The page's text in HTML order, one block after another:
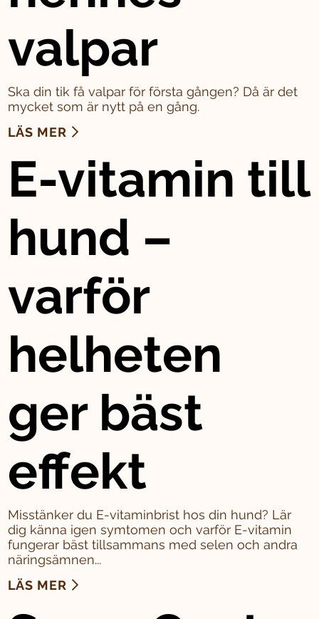
valpar
Ska din tik få valpar för första gången? Då är det
mycket som är nytt på en gång.
LÄS MER
E-vitamin till
hund –
varför
helheten
ger bäst
effekt
Misstänker du E-vitaminbrist hos din hund? Lär
dig känna igen symtomen och varför E-vitamin
fungerar bäst tillsammans med selen och andra
näringsämnen...
LÄS MER